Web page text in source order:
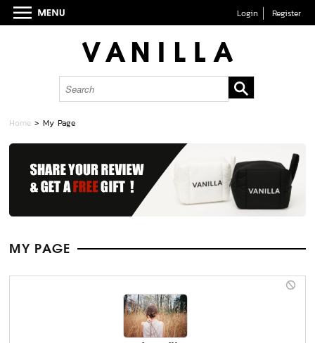
Login Register
Home > My Page
MY PAGE